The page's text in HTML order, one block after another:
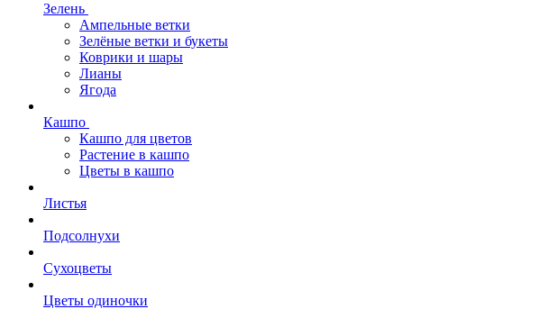
Зелень
Ампельные ветки
Зелёные ветки и букеты
Коврики и шары
Лианы
Ягода
Кашпо
Кашпо для цветов
Растение в кашпо
Цветы в кашпо
Листья
Подсолнухи
Сухоцветы
Цветы одиночки